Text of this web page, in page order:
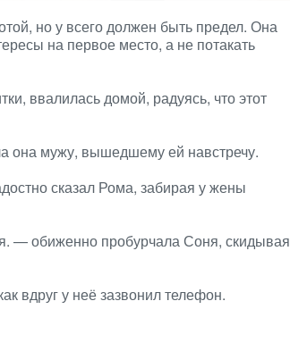
но у всего должен быть предел. Она
на первое место, а не потакать
ввалилась домой, радуясь, что этот
она мужу, вышедшему ей навстречу.
сказал Рома, забирая у жены
— обиженно пробурчала Соня, скидывая
вдруг у неё зазвонил телефон.